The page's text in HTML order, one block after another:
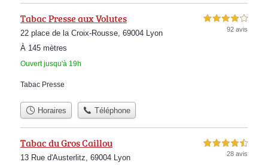
Tabac Presse aux Volutes
22 place de la Croix-Rousse, 69004 Lyon
À 145 mètres
Ouvert jusqu'à 19h
4,0 étoiles sur 5
92 avis
Tabac Presse
Horaires Téléphone
Tabac du Gros Caillou
13 Rue d'Austerlitz, 69004 Lyon
4,5 étoiles sur 5
28 avis